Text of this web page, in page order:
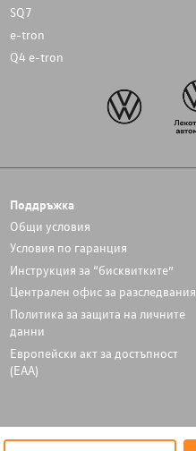
SQ7
e-tron
Q4 e-tron
Поддръжка
Общи условия
Условия по гаранция
Инструкция за “бисквитките”
Централен офис за разследвания
Политика за защита на личните
данни
Европейски акт за достъпност
(ЕАА)